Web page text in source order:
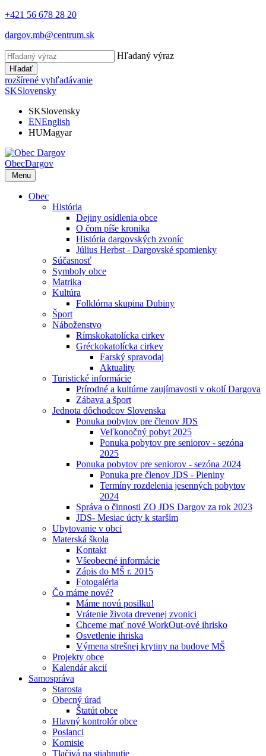
+421 56 678 28 20
dargov.mb@centrum.sk
Hľadaný výraz
Hľadať
rozšírené vyhľadávanie
SKSlovensky
SKSlovensky
ENEnglish
HUMagyar
ObecDargov
Menu
Obec
História
Dejiny osídlenia obce
O čom píše kronika
História dargovských zvoníc
Július Herbst - Dargovské spomienky
Súčasnosť
Symboly obce
Matrika
Kultúra
Folklórna skupina Dubiny
Šport
Náboženstvo
Rímskokatolícka cirkev
Gréckokatolícka cirkev
Farský spravodaj
Aktuality
Turistické informácie
Prírodné a kultúrne zaujímavosti v okolí Dargova
Zábava a šport
Jednota dôchodcov Slovenska
Ponuka pobytov pre členov JDS
Veľkonočný pobyt 2025
Ponuka pobytov pre seniorov - sezóna
2025
Ponuka pobytov pre seniorov - sezóna 2024
Ponuka pre členov JDS - Pieniny
Termíny rozdelenia jesenných pobytov
2024
Správa o činnosti ZO JDS Dargov za rok 2023
JDS- Mesiac úcty k starším
Ubytovanie v obci
Materská škola
Kontakt
Všeobecné informácie
Zápis do MŠ r. 2015
Fotogaléria
Čo máme nové?
Máme novú posilku!
Vrátenie života drevenej zvonici
Chceme mať nové WorkOut-ové ihrisko
Osvetlenie ihriska
Výmena strešnej krytiny na budove MŠ
Projekty obce
Kalendár akcií
Samospráva
Starosta
Obecný úrad
Štatút obce
Hlavný kontrolór obce
Poslanci
Komisie
Tlačivá na stiahnutie